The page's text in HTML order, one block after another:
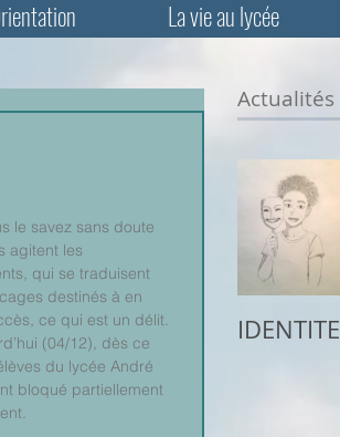
La vie au lycée
le savez sans doute
agitent les
qui se traduisent
destinés à en
ce qui est un délit.
(04/12), dès ce
du lycée André
bloqué partiellement
Actualités